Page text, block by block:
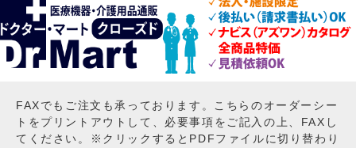
FAXでもご注文も承っております。こちらのオーダーシー
トをプリントアウトして、必要事項をご記入の上、FAXし
てください。※クリックするとPDFファイルに切り替わり